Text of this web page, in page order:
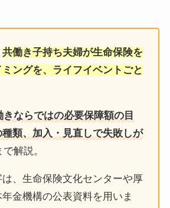
共働き子持ち夫婦が生命保険を
ングを、ライフイベントごと
きならではの必要保障額の目
類、加入・見直しで失敗しが
で解説。
、生命保険文化センターや厚
金機構の公表資料を用いま